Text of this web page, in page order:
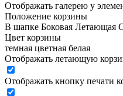
Отображать галерею у
Положение корзины
В шапке Боковая Летающая
Цвет корзины
темная цветная белая
Отображать летающую
Отображать кнопку печати